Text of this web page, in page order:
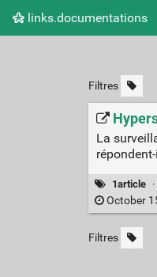
links.documentations
Filtres
La
1article ·
October
Filtres